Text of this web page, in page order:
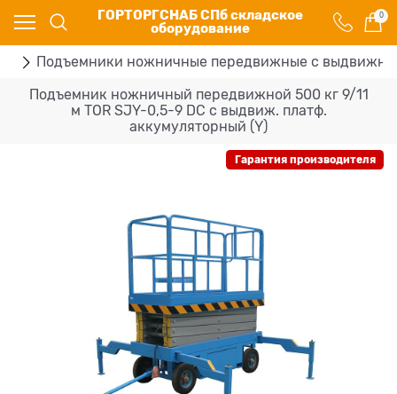
ГОРТОРГСНАБ СПб складское
оборудование
0
Подъемники ножничные передвижные с
Подъемник ножничный передвижной 500 кг 9/11
м TOR SJY-0,5-9 DC с выдвиж. платф.
аккумуляторный (Y)
Гарантия производителя